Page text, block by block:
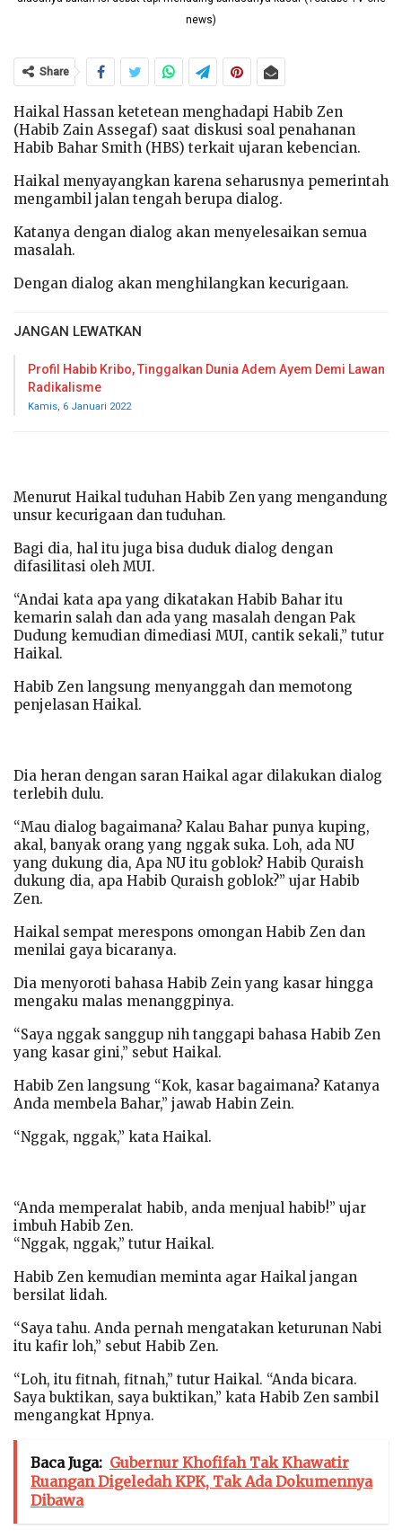
news)
Share
Haikal Hassan ketetean menghadapi Habib Zen
(Habib Zain Assegaf) saat diskusi soal penahanan
Habib Bahar Smith (HBS) terkait ujaran kebencian.
Haikal menyayangkan karena seharusnya pemerintah
mengambil jalan tengah berupa dialog.
Katanya dengan dialog akan menyelesaikan semua
masalah.
Dengan dialog akan menghilangkan kecurigaan.
JANGAN LEWATKAN
Profil Habib Kribo, Tinggalkan Dunia Adem Ayem Demi Lawan
Radikalisme
Kamis, 6 Januari 2022
Menurut Haikal tuduhan Habib Zen yang mengandung
unsur kecurigaan dan tuduhan.
Bagi dia, hal itu juga bisa duduk dialog dengan
difasilitasi oleh MUI.
“Andai kata apa yang dikatakan Habib Bahar itu
kemarin salah dan ada yang masalah dengan Pak
Dudung kemudian dimediasi MUI, cantik sekali,” tutur
Haikal.
Habib Zen langsung menyanggah dan memotong
penjelasan Haikal.
Dia heran dengan saran Haikal agar dilakukan dialog
terlebih dulu.
“Mau dialog bagaimana? Kalau Bahar punya kuping,
akal, banyak orang yang nggak suka. Loh, ada NU
yang dukung dia, Apa NU itu goblok? Habib Quraish
dukung dia, apa Habib Quraish goblok?” ujar Habib
Zen.
Haikal sempat merespons omongan Habib Zen dan
menilai gaya bicaranya.
Dia menyoroti bahasa Habib Zein yang kasar hingga
mengaku malas menanggpinya.
“Saya nggak sanggup nih tanggapi bahasa Habib Zen
yang kasar gini,” sebut Haikal.
Habib Zen langsung “Kok, kasar bagaimana? Katanya
Anda membela Bahar,” jawab Habin Zein.
“Nggak, nggak,” kata Haikal.
“Anda memperalat habib, anda menjual habib!” ujar
imbuh Habib Zen.
“Nggak, nggak,” tutur Haikal.
Habib Zen kemudian meminta agar Haikal jangan
bersilat lidah.
“Saya tahu. Anda pernah mengatakan keturunan Nabi
itu kafir loh,” sebut Habib Zen.
“Loh, itu fitnah, fitnah,” tutur Haikal. “Anda bicara.
Saya buktikan, saya buktikan,” kata Habib Zen sambil
mengangkat Hpnya.
Baca Juga: Gubernur Khofifah Tak Khawatir
Ruangan Digeledah KPK, Tak Ada Dokumennya
Dibawa